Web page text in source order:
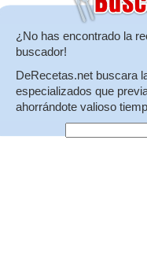
¿No has encontrado la
buscador!
DeRecetas.net buscara
especializados que
ahorrándote valioso